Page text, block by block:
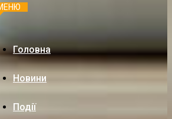
Головна
Новини
Події